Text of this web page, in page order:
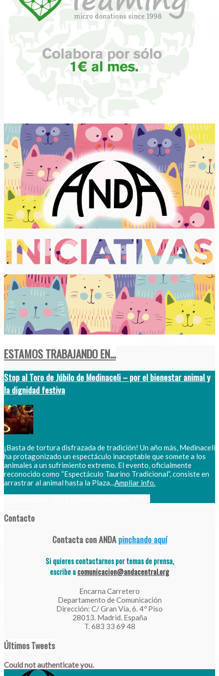
ESTAMOS TRABAJANDO EN...
Stop al Toro de Júbilo de Medinaceli – por el bienestar animal y
la dignidad festiva
¡Basta de tortura disfrazada de tradición! Un año más, Medinaceli
ha protagonizado un espectáculo inaceptable que somete a los
animales a un sufrimiento extremo. El evento, oficialmente
reconocido como “Espectáculo Taurino Tradicional”, consiste en
arrastrar al animal hasta la Plaza...Ampliar info.
Contacto
Contacta con ANDApinchando aquí
Si quieres contactarnos por temas de prensa,
escribe acomunicacion@andacentral.org
Encarna Carretero
Departamento de Comunicación
Dirección: C/ Gran Vía, 6. 4º Piso
28013. Madrid. España
T. 683 33 69 48
Últimos Tweets
Could not authenticate you.